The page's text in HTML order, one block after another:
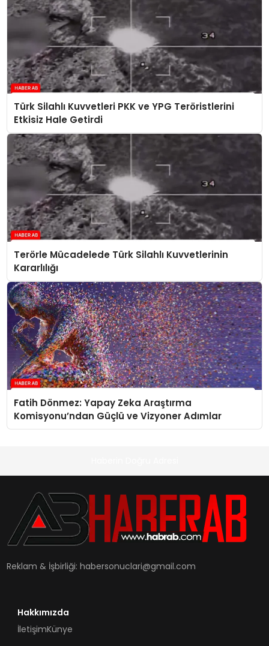
Türk Silahlı Kuvvetleri PKK ve YPG Teröristlerini
Etkisiz Hale Getirdi
Terörle Mücadelede Türk Silahlı Kuvvetlerinin
Kararlılığı
Fatih Dönmez: Yapay Zeka Araştırma
Komisyonu’ndan Güçlü ve Vizyoner Adımlar
Reklam & İşbirliği:habersonuclari@gmail.com
Hakkımızda
İletişimKünye